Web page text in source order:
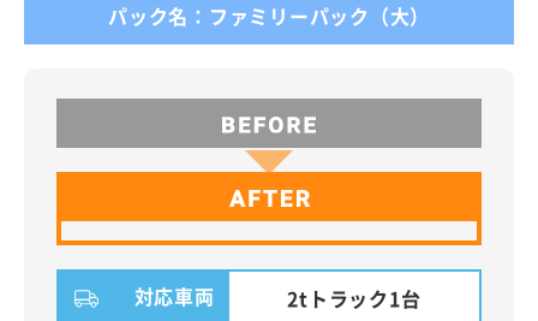
パック名：ファミリーパック（大）
対応車両 2tトラック1台